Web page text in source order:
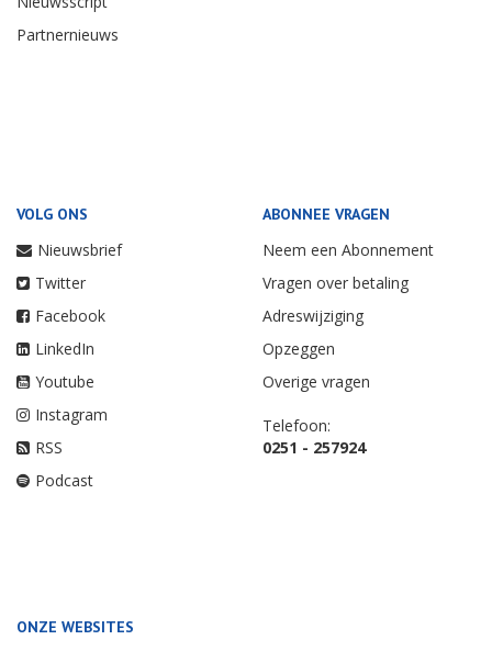
Partnernieuws
VOLG ONS
Nieuwsbrief
Twitter
Facebook
LinkedIn
Youtube
Instagram
RSS
Podcast
ABONNEE VRAGEN
Neem een Abonnement
Vragen over betaling
Adreswijziging
Opzeggen
Overige vragen
Telefoon:
0251 - 257924
ONZE WEBSITES